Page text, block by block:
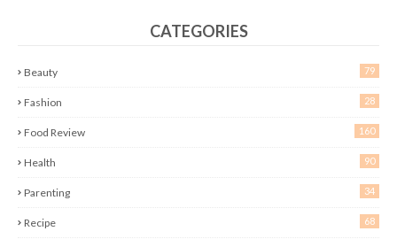
CATEGORIES
Beauty 79
Fashion 28
Food Review 160
Health 90
Parenting 34
Recipe 68